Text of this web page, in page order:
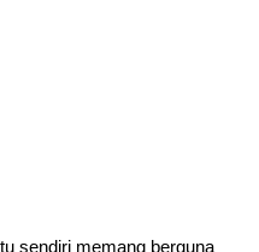
sendiri memang berguna